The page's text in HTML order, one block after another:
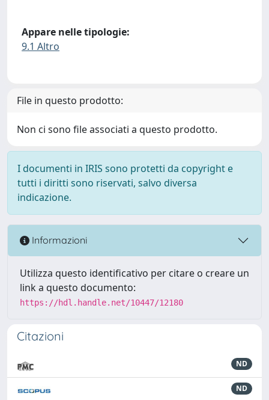
Appare nelle tipologie:
9.1 Altro
File in questo prodotto:
Non ci sono file associati a questo prodotto.
I documenti in IRIS sono protetti da copyright e
tutti i diritti sono riservati, salvo diversa
indicazione.
Informazioni
Utilizza questo identificativo per citare o creare un
link a questo documento:
https://hdl.handle.net/10447/12180
Citazioni
ND
ND